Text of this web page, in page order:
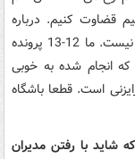
قضاوت کنیم. درباره
پول‌ها هم باید بگویم که این کمک‌ها به نام ژوزه نیست. ما 12-13 پرونده
که انجام شده به خوبی
است. قطعا باشگاه
شاید با رفتن مدیران